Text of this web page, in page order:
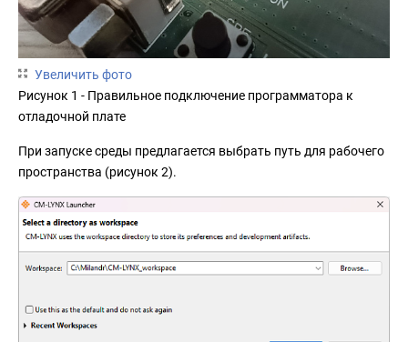
Увеличить фото
Рисунок 1 - Правильное подключение программатора к
отладочной плате
При запуске среды предлагается выбрать путь для рабочего
пространства (рисунок 2).